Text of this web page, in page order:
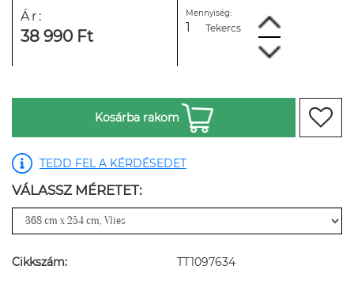
Ár:
38 990 Ft
Mennyiség:
Tekercs
Kosárba rakom
TEDD FEL A KÉRDÉSEDET
VÁLASSZ MÉRETET:
Cikkszám: TT1097634